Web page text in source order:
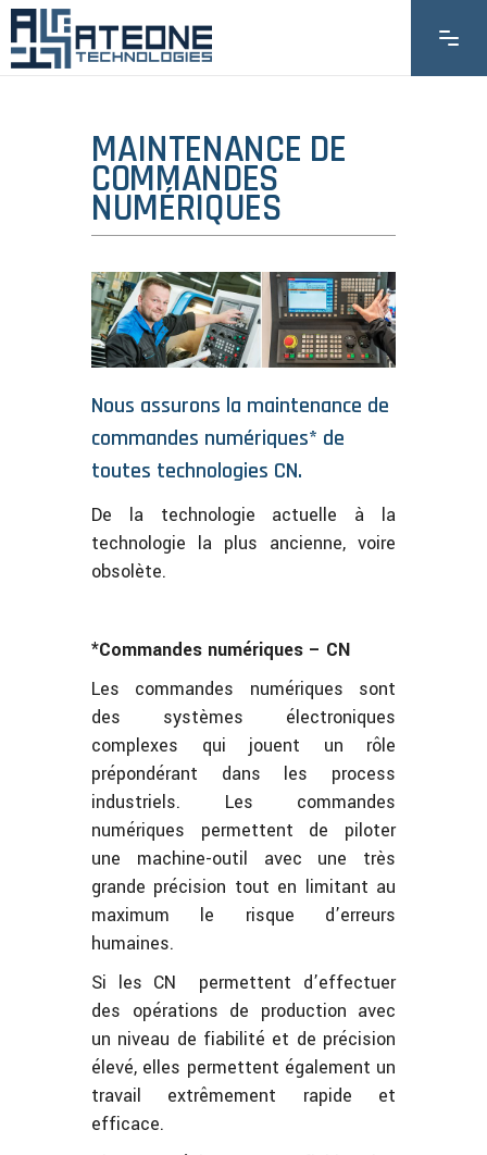
MAINTENANCE DE
COMMANDES
NUMÉRIQUES
Nous assurons la maintenance de
commandes numériques* de
toutes technologies CN.
De la technologie actuelle à la
technologie la plus ancienne, voire
obsolète.
*Commandes numériques – CN
Les commandes numériques sont
des systèmes électroniques
complexes qui jouent un rôle
prépondérant dans les process
industriels. Les commandes
numériques permettent de piloter
une machine-outil avec une très
grande précision tout en limitant au
maximum le risque d’erreurs
humaines.
Si les CN permettent d’effectuer
des opérations de production avec
un niveau de fiabilité et de précision
élevé, elles permettent également un
travail extrêmement rapide et
efficace.